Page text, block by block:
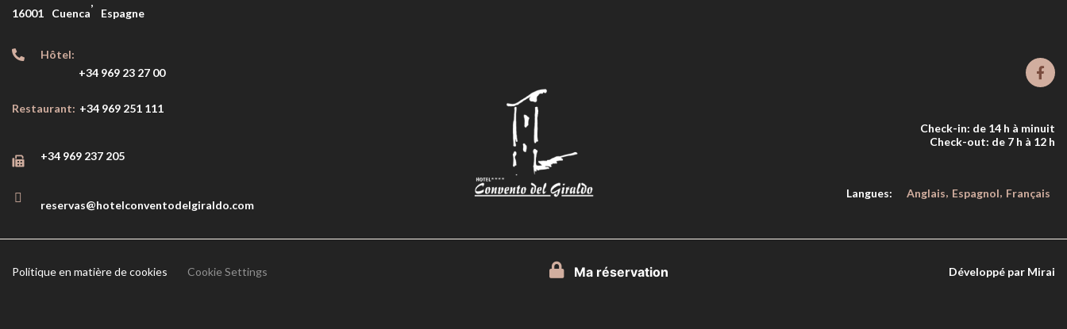
16001 Cuenca
Espagne
Hôtel:
+34 969 23 27 00
Restaurant: +34 969 251 111
+34 969 237 205
reservas@hotelconventodelgiraldo.com
Check-in: de 14 h à minuit
Check-out: de 7 h à 12 h
Langues: Anglais Espagnol Français
Politique en matière de cookies Cookie Settings Ma réservation Développé par Mirai